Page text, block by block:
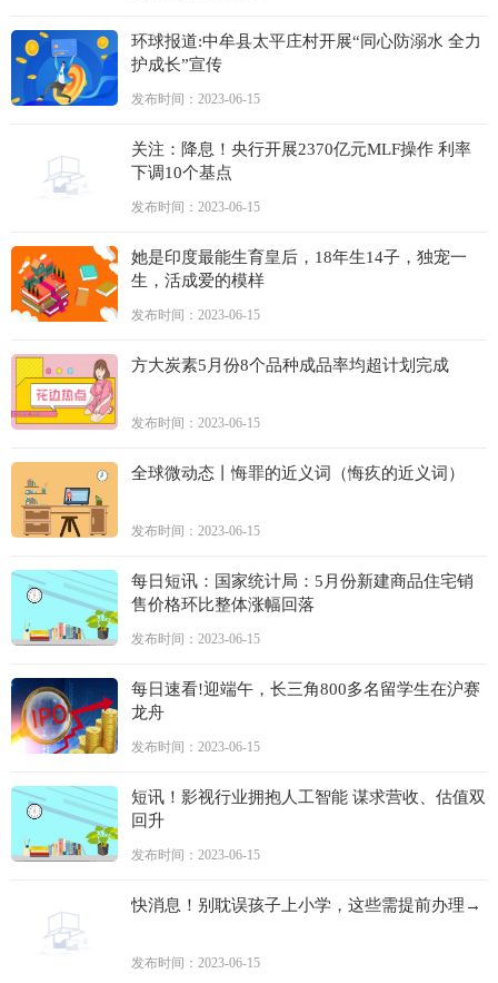
环球报道:中牟县太平庄村开展“同心防溺水 全力
护成长”宣传
发布时间：2023-06-15
关注：降息！央行开展2370亿元MLF操作 利率
下调10个基点
发布时间：2023-06-15
她是印度最能生育皇后，18年生14子，独宠一
生，活成爱的模样
发布时间：2023-06-15
方大炭素5月份8个品种成品率均超计划完成
发布时间：2023-06-15
全球微动态丨悔罪的近义词（悔疚的近义词）
发布时间：2023-06-15
每日短讯：国家统计局：5月份新建商品住宅销
售价格环比整体涨幅回落
发布时间：2023-06-15
每日速看!迎端午，长三角800多名留学生在沪赛
龙舟
发布时间：2023-06-15
短讯！影视行业拥抱人工智能 谋求营收、估值双
回升
发布时间：2023-06-15
快消息！别耽误孩子上小学，这些需提前办理→
发布时间：2023-06-15